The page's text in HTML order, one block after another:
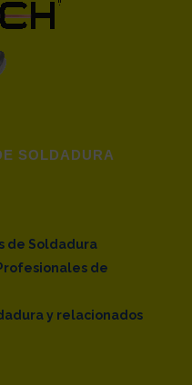
SOLDADURA
de Soldadura
de
y relacionados